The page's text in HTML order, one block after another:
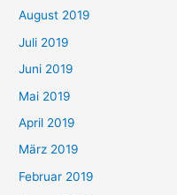
August 2019
Juli 2019
Juni 2019
Mai 2019
April 2019
März 2019
Februar 2019